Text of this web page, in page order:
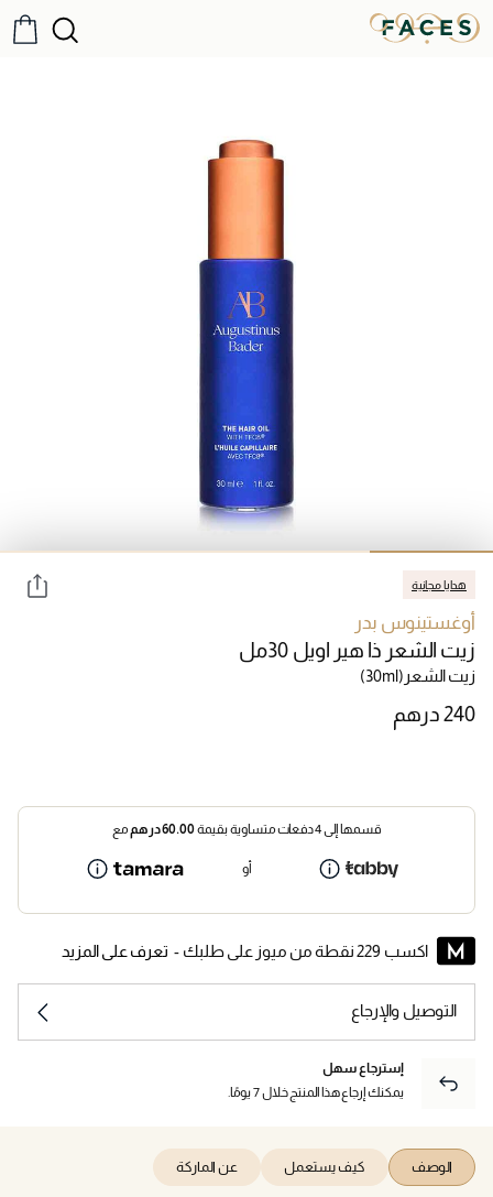
هدايا مجانية
أوغستينوس بدر
زيت الشعر ذا هير اويل 30مل
زيت الشعر (30ml)
قسمها إلى 4 دفعات متساوية بقيمة 60.00درهممع
أو
اكسب 229 نقطة من ميوز على طلبك - تعرف على المزيد
التوصيل والإرجاع
إسترجاع سهل
يمكنك إرجاع هذا المنتج خلال 7 يومًا.
الوصف كيف يستعمل عن الماركة